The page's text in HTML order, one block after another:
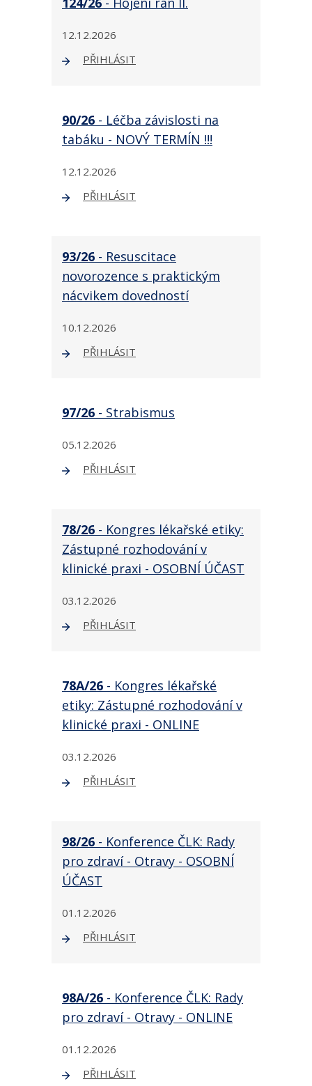
12.12.2026
PŘIHLÁSIT
90/26 - Léčba závislosti na
tabáku - NOVÝ TERMÍN !!!
12.12.2026
PŘIHLÁSIT
93/26 - Resuscitace
novorozence s praktickým
nácvikem dovedností
10.12.2026
PŘIHLÁSIT
97/26 - Strabismus
05.12.2026
PŘIHLÁSIT
78/26 - Kongres lékařské etiky:
Zástupné rozhodování v
klinické praxi - OSOBNÍ ÚČAST
03.12.2026
PŘIHLÁSIT
78A/26 - Kongres lékařské
etiky: Zástupné rozhodování v
klinické praxi - ONLINE
03.12.2026
PŘIHLÁSIT
98/26 - Konference ČLK: Rady
pro zdraví - Otravy - OSOBNÍ
ÚČAST
01.12.2026
PŘIHLÁSIT
98A/26 - Konference ČLK: Rady
pro zdraví - Otravy - ONLINE
01.12.2026
PŘIHLÁSIT